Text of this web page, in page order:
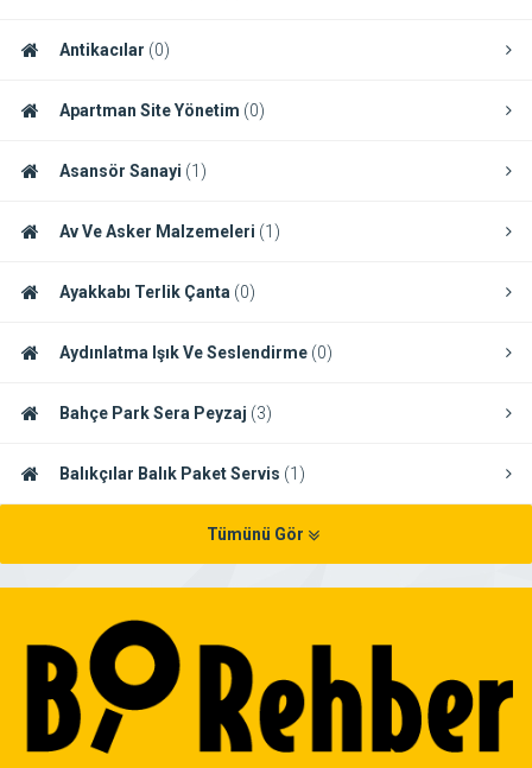
Antikacılar (0)
Apartman Site Yönetim (0)
Asansör Sanayi (1)
Av Ve Asker Malzemeleri (1)
Ayakkabı Terlik Çanta (0)
Aydınlatma Işık Ve Seslendirme (0)
Bahçe Park Sera Peyzaj (3)
Balıkçılar Balık Paket Servis (1)
Tümünü Gör